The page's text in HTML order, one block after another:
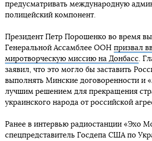
предусматривать международную
полицейский компонент.
Президент Петр Порошенко во время
Генеральной Ассамблее ООН призвал
миротворческую миссию на Донбасс.
заявил, что это могло бы заставить
выполнять Минские договоренности и
лучшим решением для прекращения
украинского народа от российской
Ранее в интервью радиостанции «Эхо
спецпредставитель Госдепа США по